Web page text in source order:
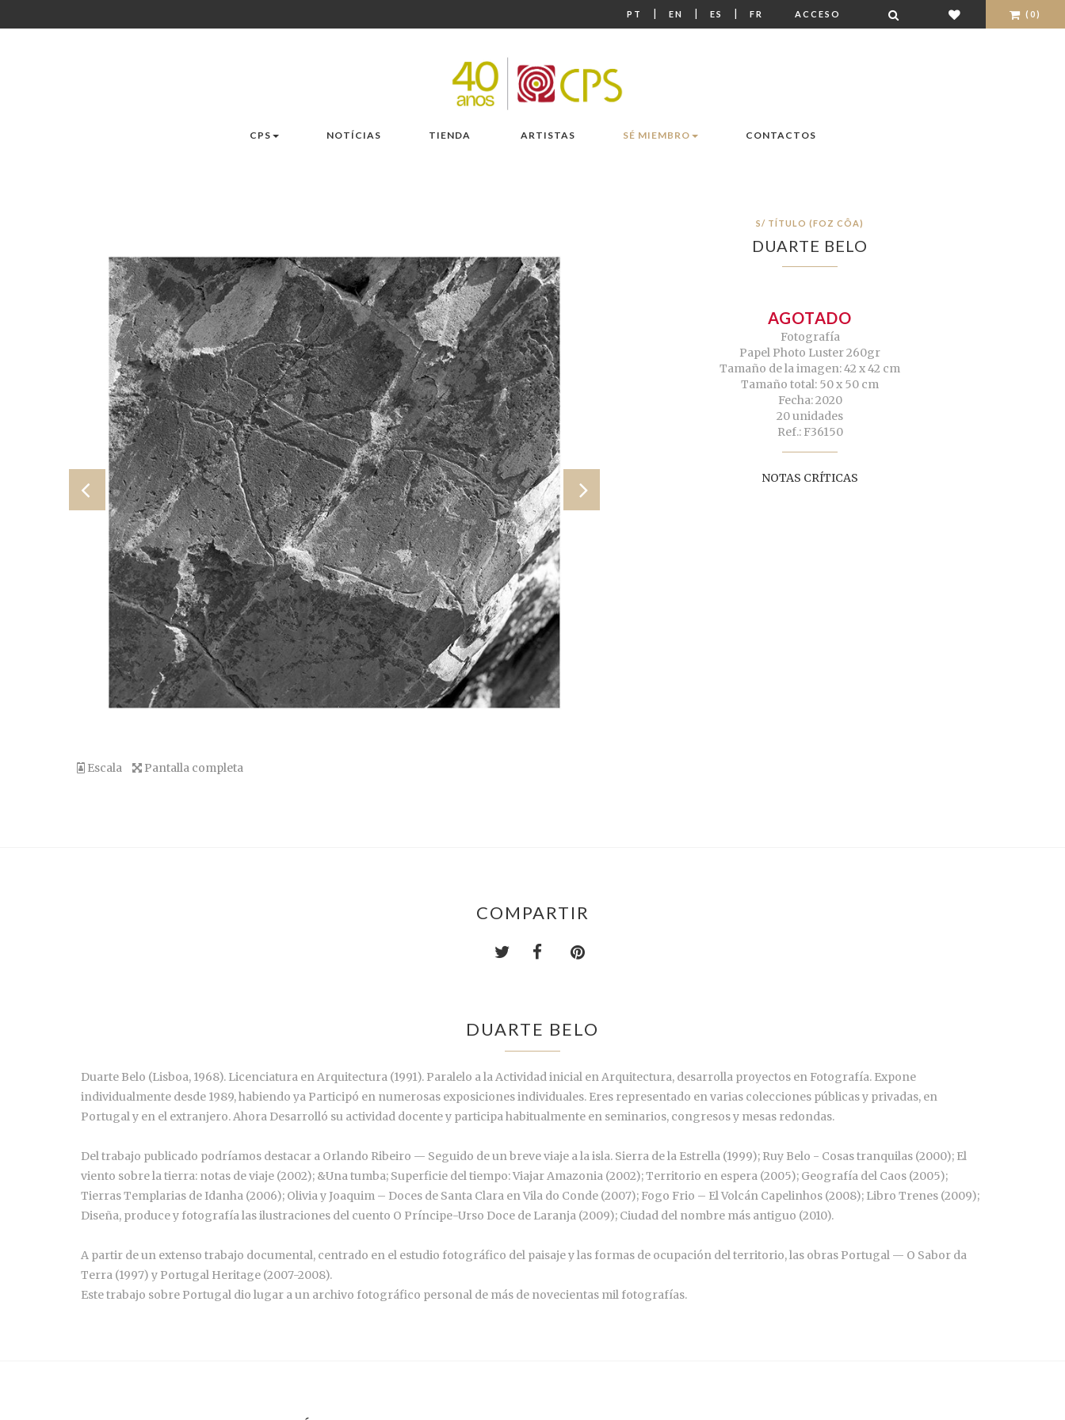
PT | EN | ES | FR ACCESO (0)
CPS NOTÍCIAS TIENDA ARTISTAS SÉ MIEMBRO CONTACTOS
Escala Pantalla completa
S/ TÍTULO (FOZ CÔA)
DUARTE BELO
AGOTADO
Fotografía
Papel Photo Luster 260gr
Tamaño de la imagen: 42 x 42 cm
Tamaño total: 50 x 50 cm
Fecha: 2020
20 unidades
Ref.: F36150
NOTAS CRÍTICAS
COMPARTIR
DUARTE BELO
Duarte Belo (Lisboa, 1968). Licenciatura en Arquitectura (1991). Paralelo a la Actividad inicial en Arquitectura, desarrolla proyectos en Fotografía. Expone
individualmente desde 1989, habiendo ya Participó en numerosas exposiciones individuales. Eres representado en varias colecciones públicas y privadas, en
Portugal y en el extranjero. Ahora Desarrolló su actividad docente y participa habitualmente en seminarios, congresos y mesas redondas.
Del trabajo publicado podríamos destacar a Orlando Ribeiro — Seguido de un breve viaje a la isla. Sierra de la Estrella (1999); Ruy Belo - Cosas tranquilas (2000); El
viento sobre la tierra: notas de viaje (2002); &Una tumba; Superficie del tiempo: Viajar Amazonia (2002); Territorio en espera (2005); Geografía del Caos (2005);
Tierras Templarias de Idanha (2006); Olivia y Joaquim – Doces de Santa Clara en Vila do Conde (2007); Fogo Frio – El Volcán Capelinhos (2008); Libro Trenes (2009);
Diseña, produce y fotografía las ilustraciones del cuento O Príncipe-Urso Doce de Laranja (2009); Ciudad del nombre más antiguo (2010).
A partir de un extenso trabajo documental, centrado en el estudio fotográfico del paisaje y las formas de ocupación del territorio, las obras Portugal — O Sabor da
Terra (1997) y Portugal Heritage (2007-2008).
Este trabajo sobre Portugal dio lugar a un archivo fotográfico personal de más de novecientas mil fotografías.